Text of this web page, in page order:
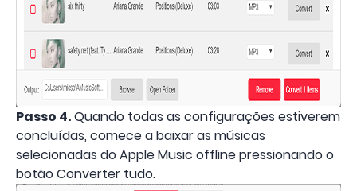
Passo 4.Quando todas as configurações estiverem
concluídas, comece a baixar as músicas
selecionadas do Apple Music offline pressionando o
botão Converter tudo.